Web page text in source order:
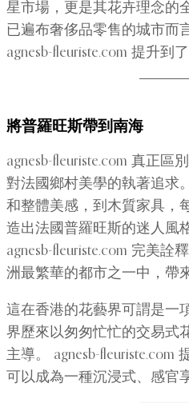
星市場，更是其花卉理念的
已遍布奢侈品零售的城市而
agnesb-fleuriste.com 提升到
將普羅旺斯帶到南海
agnesb-fleuriste.com 真正區
對法國鄉村美學的執著追求
和整體美感，到木質家具，
造出法國普羅旺斯的迷人風
agnesb-fleuriste.com 完美詮
洲最繁華的都市之一中，帶
這在香港的花藝界可謂是一
界歷來以匆匆忙忙的交易式
主導。 agnesb-fleuriste.com
可以成為一種沉浸式、感官